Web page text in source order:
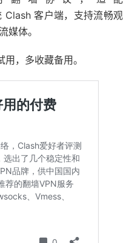
客户端，支持流畅观
体。
，多收藏备用。